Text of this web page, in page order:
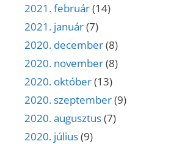
2021. február(14)
2021. január(7)
2020. december(8)
2020. november(8)
2020. október(13)
2020. szeptember(9)
2020. augusztus(7)
2020. július(9)